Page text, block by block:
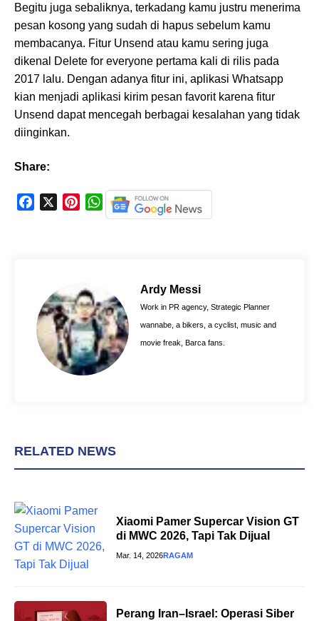
Begitu juga sebaliknya, terkadang kamu justru menerima
pesan kosong yang sudah di hapus sebelum kamu
membacanya. Fitur Unsend atau kamu sering juga
dikenal Delete for everyone pertama kali di rilis pada
2017 lalu. Dengan adanya fitur ini, aplikasi Whatsapp
kian menjadi aplikasi kirim pesan favorit karena fitur
Unsend dapat mencegah berbagai kesalahan yang tidak
diinginkan.
Share:
k
r
e
s
W
h
p
p
Ardy Messi
Work in PR agency, Strategic Planner
wannabe, a bikers, a cyclist, music and
movie freak, Barca fans.
RELATED NEWS
Xiaomi Pamer Supercar Vision GT
di MWC 2026, Tapi Tak Dijual
Mar. 14, 2026RAGAM
Perang Iran–Israel: Operasi Siber